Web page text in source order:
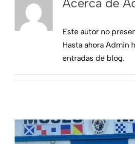
Más secciones
Este autor no
Hasta ahora Admin
entradas de blog.